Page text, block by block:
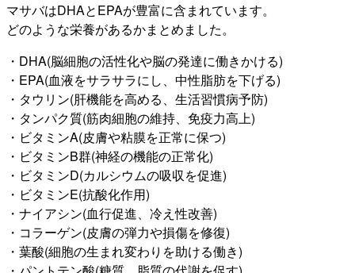
マサバはDHAとEPAが豊富に含まれています。
どのような栄養があるかまとめました。
・DHA(脳細胞の活性化や脳の発達に働きかける)
・EPA(血液をサラサラにし、中性脂肪を下げる)
・タウリン(肝機能を高める、生活習慣病予防)
・タンパク質(筋肉細胞の維持、免疫力高上)
・ビタミンA(皮膚や粘膜を正常に保つ)
・ビタミンB群(神経の機能の正常化)
・ビタミンD(カルシウムの吸収を促進)
・ビタミンE(抗酸化作用)
・ナイアシン(血行促進、冷え性改善)
・コラーゲン(皮膚の弾力や損傷を修復)
・葉酸(細胞の生まれ変わりを助ける働き)